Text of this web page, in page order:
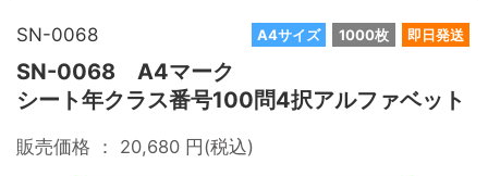
A4サイズ 1000枚 即日発送
SN-0068
SN-0068 A4マーク
シート年クラス番号100問4択アルファベット
販売価格 ： 20,680 円(税込)